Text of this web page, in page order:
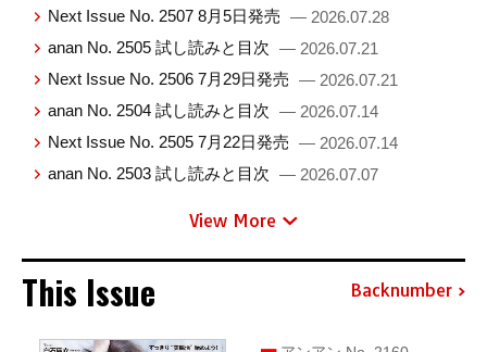
Next Issue No. 2507 8月5日発売 — 2026.07.28
anan No. 2505 試し読みと目次 — 2026.07.21
Next Issue No. 2506 7月29日発売 — 2026.07.21
anan No. 2504 試し読みと目次 — 2026.07.14
Next Issue No. 2505 7月22日発売 — 2026.07.14
anan No. 2503 試し読みと目次 — 2026.07.07
View More
This Issue Backnumber